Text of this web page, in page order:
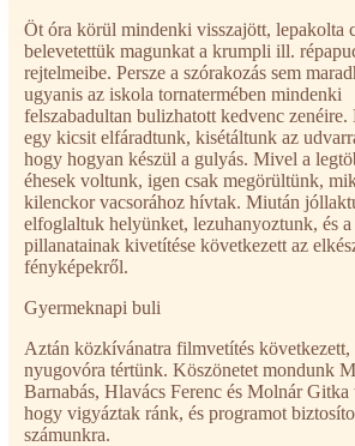
Öt óra körül mindenki visszajött, lepakolta
belevetettük magunkat a krumpli ill.
rejtelmeibe. Persze a szórakozás sem
ugyanis az iskola tornatermében mindenki
felszabadultan bulizhatott kedvenc
egy kicsit elfáradtunk, kisétáltunk az
hogy hogyan készül a gulyás. Mivel a
éhesek voltunk, igen csak megörültünk,
kilenckor vacsorához hívtak. Miután
elfoglaltuk helyünket, lezuhanyoztunk, és
pillanatainak kivetítése következett az
fényképekről.
Gyermeknapi buli
Aztán közkívánatra filmvetítés következett,
nyugovóra tértünk. Köszönetet mondunk
Barnabás, Hlavács Ferenc és Molnár Gitka
hogy vigyáztak ránk, és programot
számunkra.